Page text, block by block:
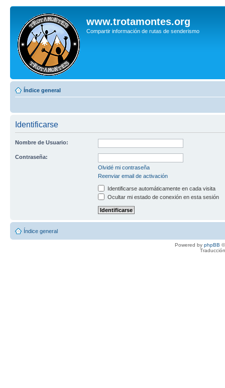
www.trotamontes.org
Compartir información de rutas de senderismo
Índice general
Identificarse
Nombre de Usuario:
Contraseña:
Olvidé mi contraseña
Reenviar email de activación
Identificarse automáticamente en cada visita
Ocultar mi estado de conexión en esta sesión
Índice general
Powered by phpBB